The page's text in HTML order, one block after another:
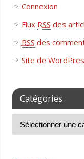
Connexion
Flux RSS des
RSS des
Site de
Catégories